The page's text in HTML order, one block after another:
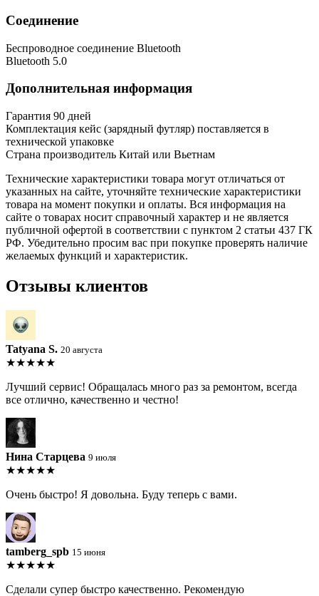
Соединение
Беспроводное соединение Bluetooth
Bluetooth 5.0
Дополнительная информация
Гарантия 90 дней
Комплектация кейс (зарядный футляр) поставляется в
технической упаковке
Страна производитель Китай или Вьетнам
Технические характеристики товара могут отличаться от
указанных на сайте, уточняйте технические характеристики
товара на момент покупки и оплаты. Вся информация на
сайте о товарах носит справочный характер и не является
публичной офертой в соответствии с пунктом 2 статьи 437 ГК
РФ. Убедительно просим вас при покупке проверять наличие
желаемых функций и характеристик.
Отзывы клиентов
Tatyana S. 20 августа
★★★★★
Лучший сервис! Обращалась много раз за ремонтом, всегда
все отлично, качественно и честно!
Нина Старцева 9 июля
★★★★★
Очень быстро! Я довольна. Буду теперь с вами.
tamberg_spb 15 июня
★★★★★
Сделали супер быстро качественно. Рекомендую